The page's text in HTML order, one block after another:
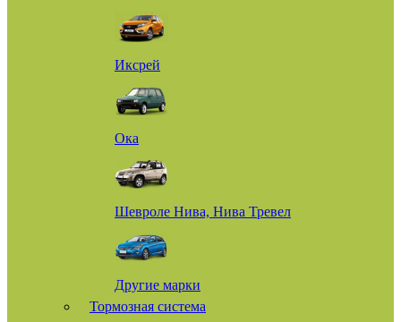
Иксрей
Ока
Шевроле Нива, Нива Тревел
Другие марки
Тормозная система